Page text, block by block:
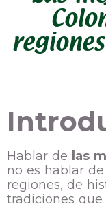
Hablar de las
no es hablar
regiones, de
tradiciones